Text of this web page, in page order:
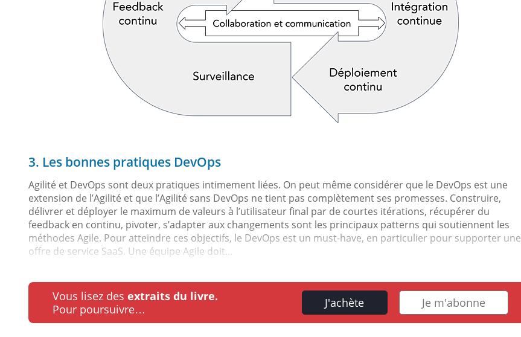
3. Les bonnes pratiques DevOps
Agilité et DevOps sont deux pratiques intimement liées. On peut même considérer que le DevOps est une
extension de l’Agilité et que l’Agilité sans DevOps ne tient pas complètement ses promesses. Construire,
délivrer et déployer le maximum de valeurs à l’utilisateur final par de courtes itérations, récupérer du
feedback en continu, pivoter, s’adapter aux changements sont les principaux patterns qui soutiennent les
méthodes Agile. Pour atteindre ces objectifs, le DevOps est un must-have, en particulier pour supporter une
offre de service SaaS. Une équipe Agile doit...
Vous lisez des extraits du livre.
Pour poursuivre…
J'achète Je m'abonne